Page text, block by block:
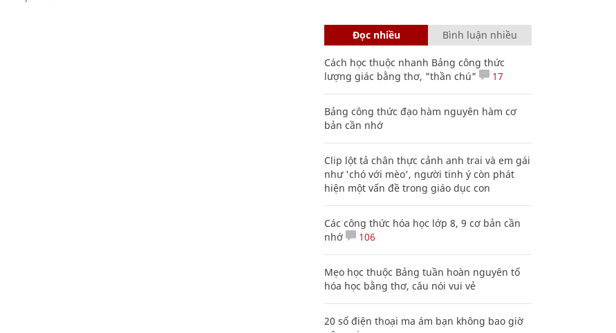
Đọc nhiều Bình luận nhiều
Cách học thuộc nhanh Bảng công thức
lượng giác bằng thơ, "thần chú"
17
Bảng công thức đạo hàm nguyên hàm cơ
bản cần nhớ
Clip lột tả chân thực cảnh anh trai và em gái
như 'chó với mèo', người tinh ý còn phát
hiện một vấn đề trong giáo dục con
Các công thức hóa học lớp 8, 9 cơ bản cần
nhớ
106
Mẹo học thuộc Bảng tuần hoàn nguyên tố
hóa học bằng thơ, câu nói vui vẻ
20 số điện thoại ma ám bạn không bao giờ